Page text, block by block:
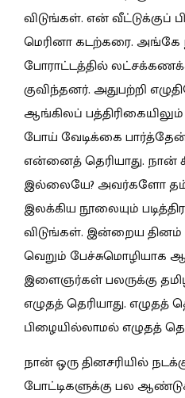
விடுங்கள். என் வீட்டுக்குப்
மெரினா கடற்கரை. அங்கே
போராட்டத்தில்
குவிந்தனர். அதுபற்றி
ஆங்கிலப்
போய் வேடிக்கை
என்னைத் தெரியாது. நான்
இல்லையே? அவர்களோ தம்
இலக்கிய நூலையும்
விடுங்கள். இன்றைய தினம்
வெறும் பேச்சுமொழியாக
இளைஞர்கள் பலருக்கு தமிழ்
எழுதத் தெரியாது. எழுதத்
பிழையில்லாமல் எழுதத்
நான் ஒரு தினசரியில்
போட்டிகளுக்கு பல